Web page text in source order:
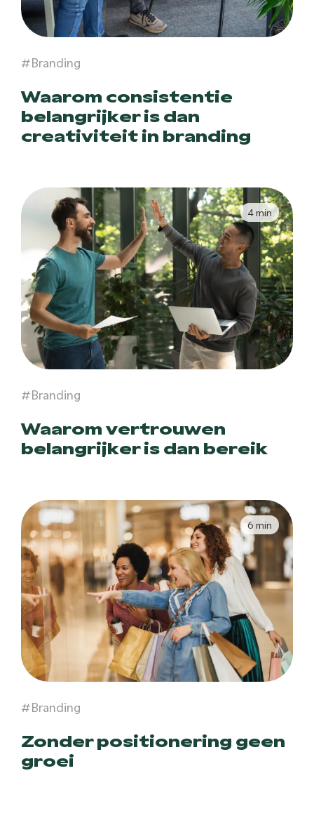
#Branding
Waarom consistentie
belangrijker is dan
creativiteit in branding
4 min
#Branding
Waarom vertrouwen
belangrijker is dan bereik
6 min
#Branding
Zonder positionering geen
groei